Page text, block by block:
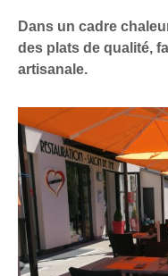
Dans un cadre
des plats de qualité,
artisanale.